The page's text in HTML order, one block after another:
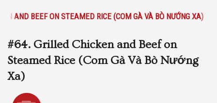
Location
Login
Cart (0)
AND BEEF ON STEAMED RICE (COM GÀ VÀ BÒ NƯỚNG XA)
#64. Grilled Chicken and Beef on
Steamed Rice (Com Gà Và Bò Nướng
Xa)